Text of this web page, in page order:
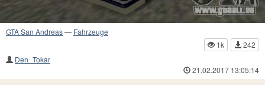
GTA San Andreas— Fahrzeuge
1k
242
Den_Tokar
21.02.2017 13:05:14